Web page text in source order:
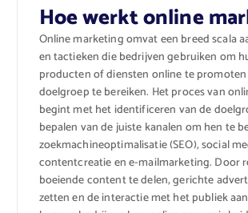
Hoe werkt online
Online marketing omvat een breed scala
en tactieken die bedrijven gebruiken om
producten of diensten online te
doelgroep te bereiken. Het proces van
begint met het identificeren van de
bepalen van de juiste kanalen om hen te
zoekmachineoptimalisatie (SEO), social
contentcreatie en e-mailmarketing. Door
boeiende content te delen, gerichte
zetten en de interactie met het publiek